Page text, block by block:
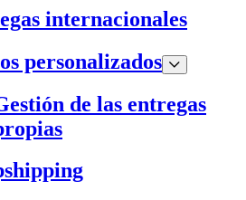
internacionales
personalizados
de las entregas